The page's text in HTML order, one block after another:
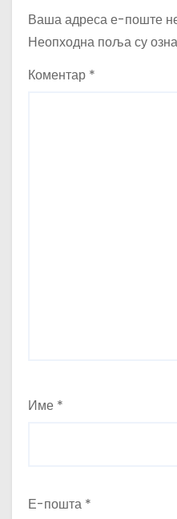
Ваша адреса е-поште
Неопходна поља су
Коментар *
Име *
Е-пошта *